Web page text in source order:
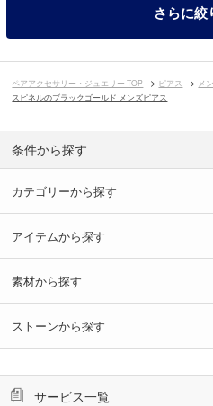
さらに絞
ペアアクセサリー・ジュエリー TOP ピアス メ
スピネルのブラックゴールド メンズピアス
条件から探す
カテゴリーから探す
アイテムから探す
素材から探す
ストーンから探す
サービス一覧